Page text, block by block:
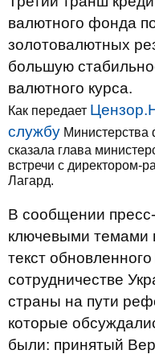
валютного фонда
золотовалютных
большую
валютного курса.
Как передает
службу Министерства
сказала глава
встречи с директором-
Лагард.
В сообщении
ключевыми темами
текст обновленного
сотрудничестве
страны на пути
которые
были: принятый